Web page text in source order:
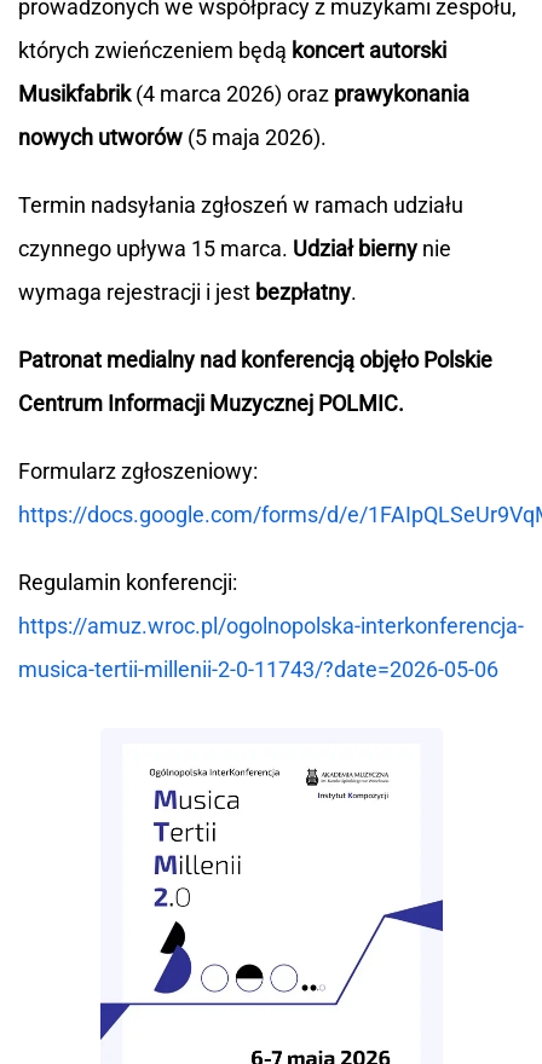
prowadzonych we współpracy z muzykami zespołu,
których zwieńczeniem będą koncert autorski
Musikfabrik(4 marca 2026) oraz prawykonania
nowych utworów (5 maja 2026).
Termin nadsyłania zgłoszeń w ramach udziału
czynnego upływa 15 marca. Udział bierny nie
wymaga rejestracji i jest bezpłatny.
Patronat medialny nad konferencją objęło Polskie
Centrum Informacji Muzycznej POLMIC.
Formularz zgłoszeniowy:
https://docs.google.com/forms/d/e/
Regulamin konferencji:
https://amuz.wroc.pl/ogolnopolska-interkonferencja-
musica-tertii-millenii-2-0-11743/?date=2026-05-06